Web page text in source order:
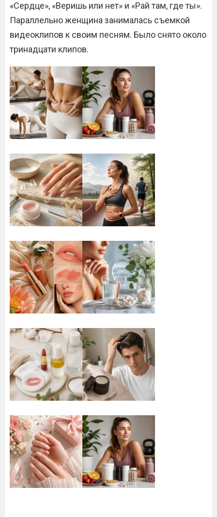
«Сердце», «Веришь или нет» и «Рай там, где ты».
Параллельно женщина занималась съемкой
видеоклипов к своим песням. Было снято около
тринадцати клипов.